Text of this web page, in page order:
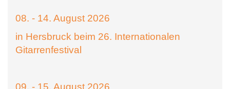
08. - 14. August 2026
in Hersbruck beim 26. Internationalen
Gitarrenfestival